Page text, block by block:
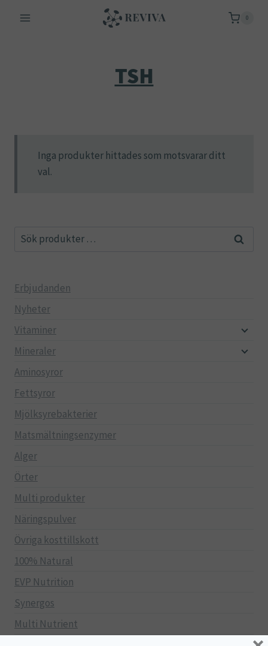
0
TSH
Inga produkter hittades som motsvarar ditt
val.
Sök
Sök
Erbjudanden
Nyheter
Vitaminer
Mineraler
Aminosyror
Fettsyror
Mjölksyrebakterier
Matsmältningsenzymer
Alger
Örter
Multi produkter
Näringspulver
Övriga kosttillskott
100% Natural
EVP Nutrition
Synergos
Multi Nutrient